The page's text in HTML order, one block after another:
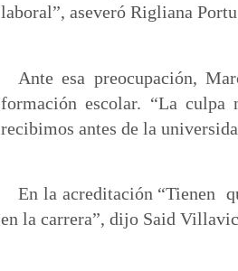
laboral”, aseveró Rigliana
Ante esa preocupación,
formación escolar. “La culpa
recibimos antes de la
En la acreditación “Tienen
en la carrera”, dijo Said